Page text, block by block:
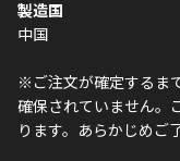
製造国
中国
※ご注文が確定するま
確保されていません。
ります。あらかじめご